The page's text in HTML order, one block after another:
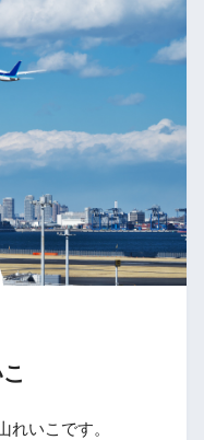
れいこです。